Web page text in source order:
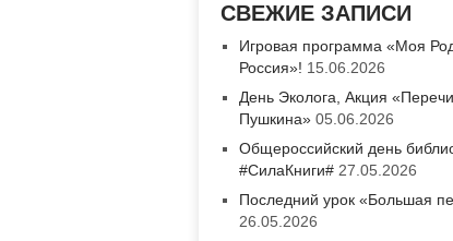
СВЕЖИЕ ЗАПИСИ
Игровая программа «Моя
Россия»! 15.06.2026
День Эколога, Акция
Пушкина» 05.06.2026
Общероссийский день
#СилаКниги# 27.05.2026
Последний урок «Большая
26.05.2026